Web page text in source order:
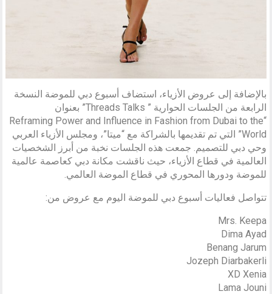
بالإضافة إلى عروض الأزياء، استضاف أسبوع دبي للموضة النسخة
الرابعة من الجلسات الحوارية ” Threads Talks” بعنوان
“Reframing Power and Influence in Fashion from Dubai to the
World” التي تم تقديمها بالشراكة مع “ميتا”، ومجلس الأزياء العربي
وحي دبي للتصميم. جمعت هذه الجلسات نخبة من أبرز الشخصيات
العالمية في قطاع الأزياء، حيث ناقشت مكانة دبي كعاصمة عالمية
للموضة ودورها المحوري في قطاع الموضة العالمي.
تتواصل فعاليات أسبوع دبي للموضة اليوم مع عروض من:
Mrs. Keepa
Dima Ayad
Benang Jarum
Jozeph Diarbakerli
XD Xenia
Lama Jouni